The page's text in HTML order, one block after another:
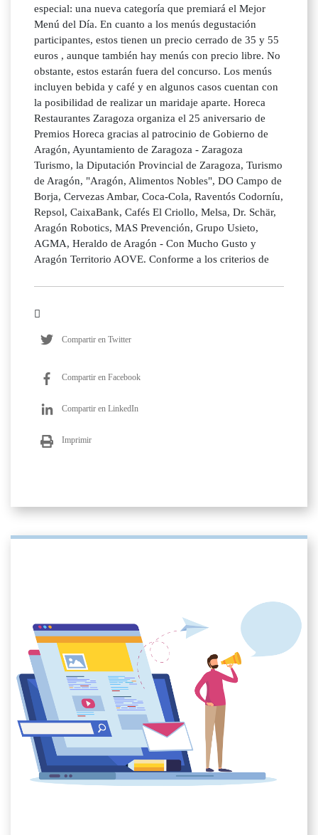
especial: una nueva categoría que premiará el Mejor
Menú del Día. En cuanto a los menús degustación
participantes, estos tienen un precio cerrado de 35 y 55
euros , aunque también hay menús con precio libre. No
obstante, estos estarán fuera del concurso. Los menús
incluyen bebida y café y en algunos casos cuentan con
la posibilidad de realizar un maridaje aparte. Horeca
Restaurantes Zaragoza organiza el 25 aniversario de
Premios Horeca gracias al patrocinio de Gobierno de
Aragón, Ayuntamiento de Zaragoza - Zaragoza
Turismo, la Diputación Provincial de Zaragoza, Turismo
de Aragón, "Aragón, Alimentos Nobles", DO Campo de
Borja, Cervezas Ambar, Coca-Cola, Raventós Codorníu,
Repsol, CaixaBank, Cafés El Criollo, Melsa, Dr. Schär,
Aragón Robotics, MAS Prevención, Grupo Usieto,
AGMA, Heraldo de Aragón - Con Mucho Gusto y
Aragón Territorio AOVE. Conforme a los criterios de
Compartir en Twitter
Compartir en Facebook
Compartir en LinkedIn
Imprimir